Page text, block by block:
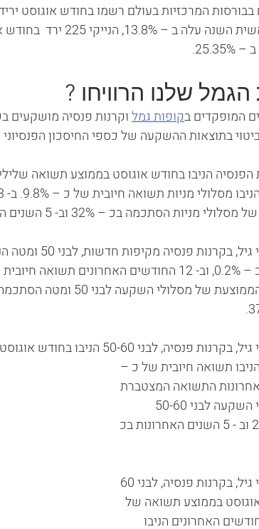
שלנו הרוויחו ?
המופקדים בקופות גמל וקרנות פנסיה מושקעים
בתוצאות ההשקעה של כספי החיסכון
הסתכמה בכ – 32% וב- 5 השנים האחרונות בכ -  41%.
מסלולי השקעה
60 הניבו בחודש אוגוסט בממוצע תשואה אפסית וב- 12
תשואה חיובית של כ –
האחרונות התשואה המצטברת
הסתכמה בכ – 23.6% וב - 5 השנים האחרונות בכ
בממוצע תשואה של
אחוז, וב- 12 החודשים האחרונים הניבו